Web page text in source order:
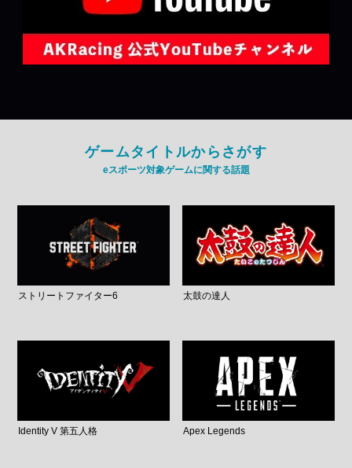
ゲームタイトルからさがす
eスポーツ対象ゲームに関する話題
ストリートファイター6 太鼓の達人
Identity V 第五人格 Apex Legends